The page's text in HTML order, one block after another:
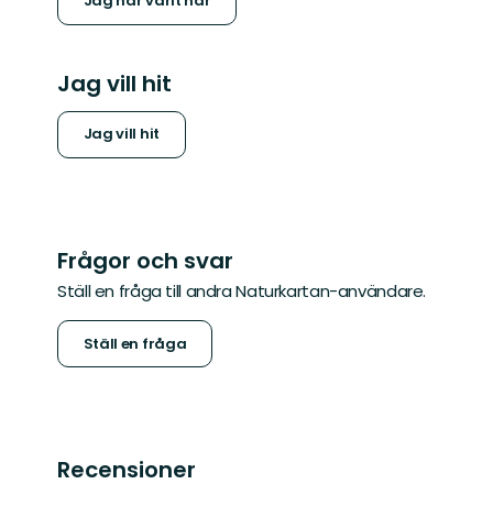
Jag vill hit
Jag vill hit
Frågor och svar
Ställ en fråga till andra Naturkartan-användare.
Ställ en fråga
Recensioner